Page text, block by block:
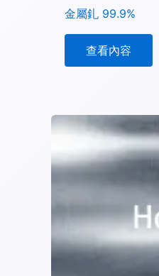
金屬釓 99.9%
查看內容